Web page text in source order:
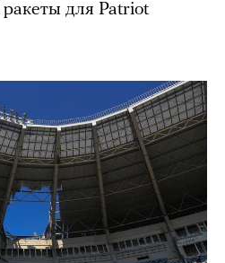
ракеты для Patriot